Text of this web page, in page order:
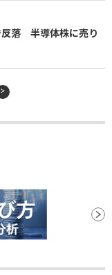
反落 半導体株に売り